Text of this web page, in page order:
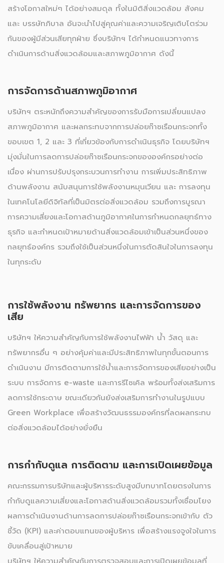
สร้างโอกาสใหม่ๆ ได้อย่างสมดุล ทั้งในมิติสิ่งแวดล้อม สังคม
และ บรรษัทภิบาล อันจะนำไปสู่คุณค่าและความเจริญเติบโตร่วม
กันของผู้มีส่วนเสียทุกฝ่าย ซึ่งบริษัทฯ ได้กำหนดแนวทางการ
ดำเนินการด้านสิ่งแวดล้อมและสภาพภูมิอากาศ ดังนี้
การจัดการด้านสภาพภูมิอากาศ
บริษัทฯ ตระหนักถึงความสำคัญของการรับมือการเปลี่ยนแปลง
สภาพภูมิอากาศ และผลกระทบจากการปล่อยก๊าซเรือนกระจกทั้ง
ขอบเขต 1, 2 และ 3 ที่เกี่ยวข้องกับการดำเนินธุรกิจ โดยบริษัทฯ
มุ่งมั่นในการลดการปล่อยก๊าซเรือนกระจกขององค์กรอย่างต่อ
เนื่อง ผ่านการปรับปรุงกระบวนการทำงาน การเพิ่มประสิทธิภาพ
ด้านพลังงาน สนับสนุนการใช้พลังงานหมุนเวียน และ การลงทุน
ในเทคโนโลยีดิจิทัลที่เป็นมิตรต่อสิ่งแวดล้อม รวมถึงการบูรณา
การความเสี่ยงและโอกาสด้านภูมิอากาศในการกำหนดกลยุทธ์ทาง
ธุรกิจ และกำหนดเป้าหมายด้านสิ่งแวดล้อมเข้าเป็นส่วนหนึ่งของ
กลยุทธ์องค์กร รวมถึงใช้เป็นส่วนหนึ่งในการตัดสินใจในการลงทุน
ในทุกระดับ
การใช้พลังงาน ทรัพยากร และการจัดการของ
เสีย
บริษัทฯ ให้ความสำคัญกับการใช้พลังงานไฟฟ้า น้ำ วัสดุ และ
ทรัพยากรอื่น ๆ อย่างคุ้มค่าและมีประสิทธิภาพในทุกขั้นตอนการ
ดำเนินงาน มีการติดตามการใช้น้ำและการจัดการของเสียอย่างเป็น
ระบบ การจัดการ e-waste และการรีไซเคิล พร้อมทั้งส่งเสริมการ
ลดการใช้กระดาษ ขณะเดียวกันยังส่งเสริมการทำงานในรูปแบบ
Green Workplace เพื่อสร้างวัฒนธรรมองค์กรที่ลดผลกระทบ
ต่อสิ่งแวดล้อมได้อย่างยั่งยืน
การกำกับดูแล การติดตาม และการเปิดเผยข้อมูล
คณะกรรมการบริษัทและผู้บริหารระดับสูงมีบทบาทโดยตรงในการ
กำกับดูแลความเสี่ยงและโอกาสด้านสิ่งแวดล้อมรวมทั้งเชื่อมโยง
ผลการดำเนินงานด้านการลดการปล่อยก๊าซเรือนกระจกเข้ากับ ตัว
ชี้วัด (KPI) และค่าตอบแทนของผู้บริหาร เพื่อสร้างแรงจูงใจในการ
ขับเคลื่อนสู่เป้าหมาย